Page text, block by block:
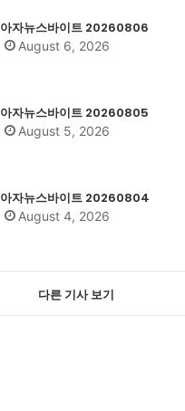
아자뉴스바이트 20260806
August 6, 2026
아자뉴스바이트 20260805
August 5, 2026
아자뉴스바이트 20260804
August 4, 2026
다른 기사 보기